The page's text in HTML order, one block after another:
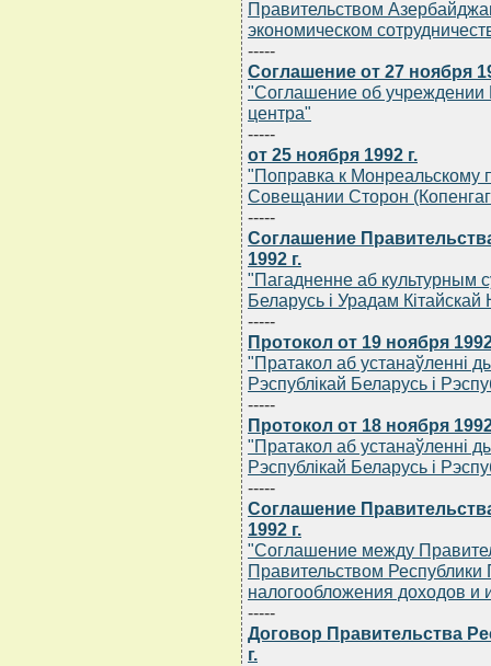
Правительством
экономическом
-----
Соглашение от 27 ноября
"Соглашение об учреждении
центра"
-----
от 25 ноября 1992 г.
"Поправка к Монреальскому
Совещании Сторон
-----
Соглашение
1992 г.
"Пагадненне аб культурным
Беларусь i Урадам
-----
Протокол от 19 ноября 1992
"Пратакол аб устанаўленнi
Рэспублiкай Беларусь i
-----
Протокол от 18 ноября 1992
"Пратакол аб устанаўленнi
Рэспублiкай Беларусь i
-----
Соглашение
1992 г.
"Соглашение между
Правительством
налогообложения доходов и
-----
Договор Правительства
г.